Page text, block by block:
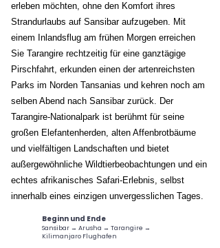
erleben möchten, ohne den Komfort ihres
Strandurlaubs auf Sansibar aufzugeben. Mit
einem Inlandsflug am frühen Morgen erreichen
Sie Tarangire rechtzeitig für eine ganztägige
Pirschfahrt, erkunden einen der artenreichsten
Parks im Norden Tansanias und kehren noch am
selben Abend nach Sansibar zurück. Der
Tarangire-Nationalpark ist berühmt für seine
großen Elefantenherden, alten Affenbrotbäume
und vielfältigen Landschaften und bietet
außergewöhnliche Wildtierbeobachtungen und ein
echtes afrikanisches Safari-Erlebnis, selbst
innerhalb eines einzigen unvergesslichen Tages.
Beginn und Ende
Sansibar → Arusha → Tarangire →
Kilimanjaro Flughafen